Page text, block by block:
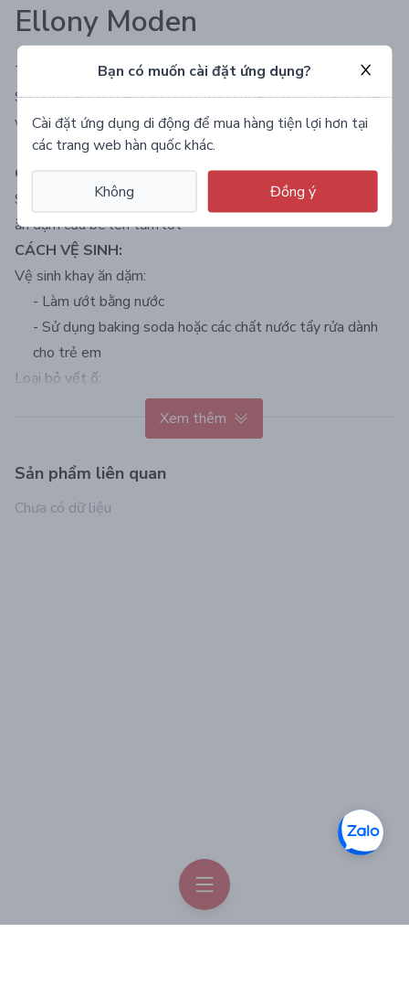
Ellony Moden
THÀNH PHẦN:
Sử dụng Silicon cao cấp dùng trong ngành thực phẩm, y tế
và đồ dùng trẻ em đã được kiểm chứng:
- Không phát hiện các thành phần độc hại và kim loại nặng
CÁCH SỬ DỤNG:
Sử dụng trên bàn ăn hoặc nơi có bề mặt nhẵn hoặc đặt khay
ăn dặm của bé lên tấm lót
CÁCH VỆ SINH:
Vệ sinh khay ăn dặm:
- Làm ướt bằng nước
- Sử dụng baking soda hoặc các chất nước tẩy rửa dành
cho trẻ em
Loại bỏ vết ố:
- Sau khi rửa, giũ sạch nước hoặc dùng khăn khô để loại
đun sôi trong 1 phút
- Để khô tự nhiên
Xem thêm
Sản phẩm liên quan
Chưa có dữ liệu
Bạn có muốn cài đặt ứng dụng?
Cài đặt ứng dụng di động để mua hàng tiện lợi hơn tại
các trang web hàn quốc khác.
Không Đồng ý